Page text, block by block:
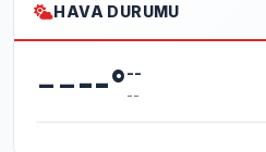
HAVA DURUMU
----°--
--